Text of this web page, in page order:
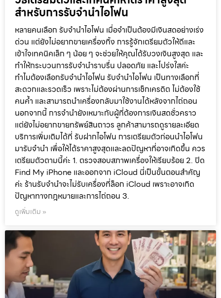
สำหรับการรับจำนำไอโฟน
หลายคนเลือก รับจำนำไอโฟน เมื่อจำเป็นต้องมีเงินสดอย่างเร่ง
ด่วน แต่ยังไม่อยากขายเครื่องทิ้ง การรู้จักเตรียมตัวให้ดีและ
เข้าใจเทคนิคเล็ก ๆ น้อย ๆ จะช่วยให้คุณได้รับวงเงินสูงสุด และ
ทำให้กระบวนการรับจำนำราบรื่น ปลอดภัย และโปร่งใสค่ะ
ทำไมต้องเลือกรับจำนำไอโฟน รับจำนำไอโฟน เป็นทางเลือกที่
สะดวกและรวดเร็ว เพราะไม่ต้องผ่านการเช็กเครดิต ไม่ต้องใช้
คนค้ำ และสามารถนำเครื่องกลับมาใช้งานได้หลังจากไถ่ถอน
นอกจากนี้ การจำนำยังเหมาะกับผู้ที่ต้องการเงินสดชั่วคราว
แต่ยังไม่อยากขายทรัพย์สินถาวร ลูกค้าสามารถดูรายละเอียด
บริการเพิ่มเติมได้ที่ รับฝากไอโฟน การเตรียมตัวก่อนนำไอโฟน
มารับจำนำ เพื่อให้ได้ราคาสูงสุดและลดปัญหาที่อาจเกิดขึ้น ควร
เตรียมตัวตามนี้ค่ะ 1. ตรวจสอบสภาพเครื่องให้เรียบร้อย 2. ปิด
Find My iPhone และออกจาก iCloud นี่เป็นขั้นตอนสำคัญ
ค่ะ ร้านรับจำนำจะไม่รับเครื่องที่ล็อก iCloud เพราะอาจเกิด
ปัญหาทางกฎหมายและการไถ่ถอน 3.
ดูเพิ่มเติม »